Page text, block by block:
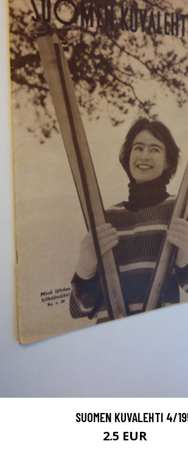
SUOMEN KUVALEHTI 4/
2.5 EUR